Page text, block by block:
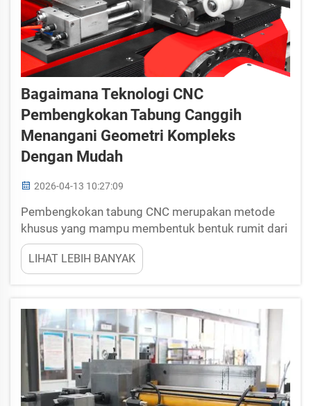
Bagaimana Teknologi CNC
Pembengkokan Tabung Canggih
Menangani Geometri Kompleks
Dengan Mudah
2026-04-13 10:27:09
Pembengkokan tabung CNC merupakan metode
khusus yang mampu membentuk bentuk rumit dari
tabung logam. Di Yuetai, kami berfokus pada teknik
ini sehingga memudahkan transformasi desain
yang kompleks menjadi produk nyata. Berbeda
tabung CNC menggunakan mesin komputer yang
membengkokkan...
LIHAT LEBIH BANYAK